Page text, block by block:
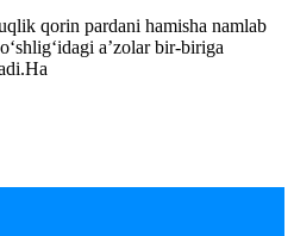
qorin pardani hamisha namlab
aʼzolar bir-biriga